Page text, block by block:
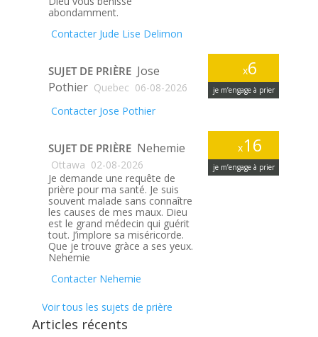
abondamment.
Contacter Jude Lise Delimon
x6
je m’engage à prier
SUJET DE PRIÈRE Jose
Pothier Quebec 06-08-2026
Contacter Jose Pothier
x16
je m’engage à prier
SUJET DE PRIÈRE Nehemie
Ottawa 02-08-2026
Je demande une requête de
prière pour ma santé. Je suis
souvent malade sans connaître
les causes de mes maux. Dieu
est le grand médecin qui guérit
tout. J’implore sa miséricorde.
Que je trouve gràce a ses yeux.
Nehemie
Contacter Nehemie
Voir tous les sujets de prière
Articles récents